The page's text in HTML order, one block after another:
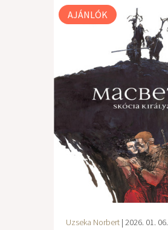
AJÁNLÓK
Uzseka Norbert | 2026. 01. 06.